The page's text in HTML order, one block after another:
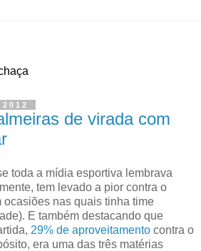
de virada com
toda a mídia esportiva lembrava
tem levado a pior contra o
ocasiões nas quais tinha time
E também destacando que
29% de aproveitamento contra o
era uma das três matérias